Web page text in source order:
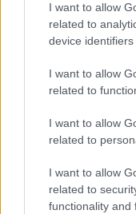
I want to allow
related to
device
I want to allow
related to
I want to allow
related to
I want to allow
related to
functionality and
07:01
Napi
Skorpió
A 12
ami olyan
sokkal